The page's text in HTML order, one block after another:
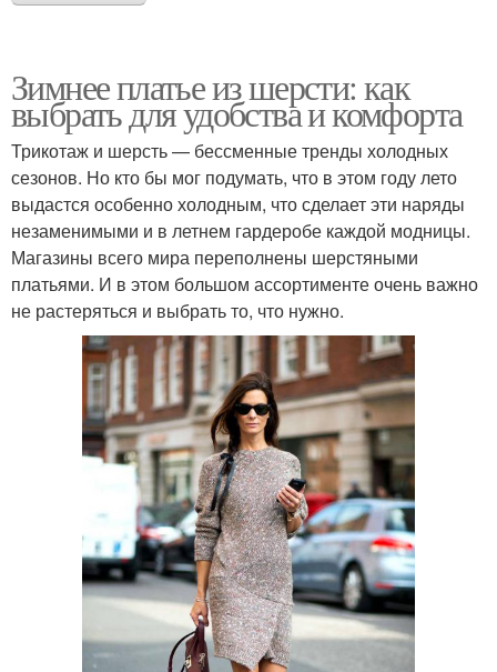
Зимнее платье из шерсти: как
выбрать для удобства и комфорта
Трикотаж и шерсть — бессменные тренды холодных
сезонов. Но кто бы мог подумать, что в этом году лето
выдастся особенно холодным, что сделает эти наряды
незаменимыми и в летнем гардеробе каждой модницы.
Магазины всего мира переполнены шерстяными
платьями. И в этом большом ассортименте очень важно
не растеряться и выбрать то, что нужно.